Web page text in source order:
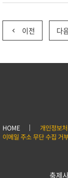
이전 다
HOME 개인정보
이메일 주소 무단 수집 거
축제